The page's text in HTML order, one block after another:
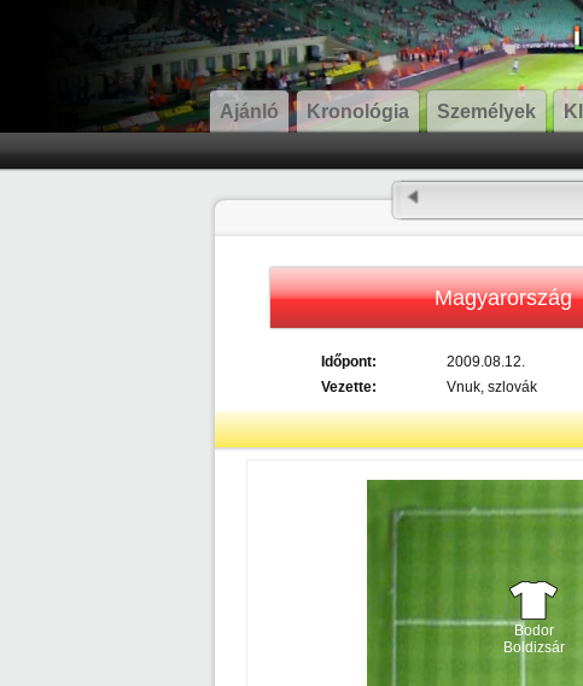
Ajánló Kronológia Személyek
Magyarország
Időpont: 2009.08.12.
Vezette:
Vnuk, szlovák
Bodor
Boldizsár